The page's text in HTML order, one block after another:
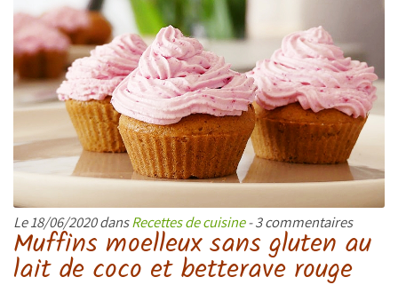
Le 18/06/2020 dansRecettes de cuisine- 3 commentaires
Muffins moelleux sans gluten au
lait de coco et betterave rouge